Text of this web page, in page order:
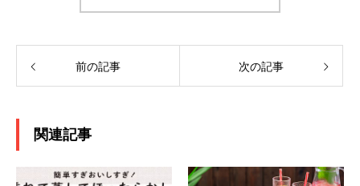
前の記事 次の記事
関連記事